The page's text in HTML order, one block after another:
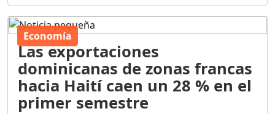
Economía
Las exportaciones
dominicanas de zonas francas
hacia Haití caen un 28 % en el
primer semestre